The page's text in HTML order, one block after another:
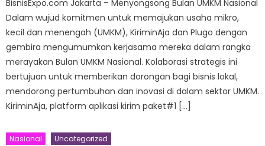
BisnisExpo.com Jakarta – Menyongsong Bulan UMKM Nasional
Dalam wujud komitmen untuk memajukan usaha mikro,
kecil dan menengah (UMKM), KiriminAja dan Plugo dengan
gembira mengumumkan kerjasama mereka dalam rangka
merayakan Bulan UMKM Nasional. Kolaborasi strategis ini
bertujuan untuk memberikan dorongan bagi bisnis lokal,
mendorong pertumbuhan dan inovasi di dalam sektor UMKM.
KiriminAja, platform aplikasi kirim paket#1 […]
Nasional Uncategorized